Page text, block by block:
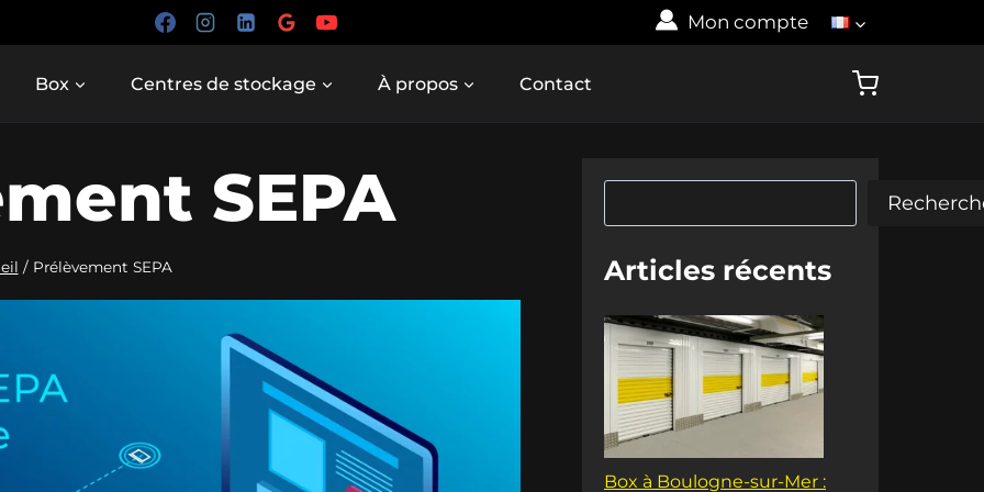
Mon compte
Box Centres de stockage À propos Contact
SEPA
/ Prélèvement SEPA Articles récents
Box à Boulogne-sur-Mer :